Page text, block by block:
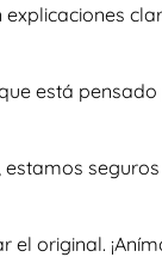
está
original.